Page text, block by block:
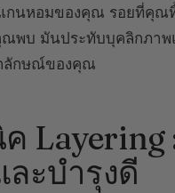
กนหอมของคุณ รอยที่คุณ
พบ มันประทับบุคลิกภาพ
ลักษณ์ของคุณ
ค Layering
ะบำรุงดี